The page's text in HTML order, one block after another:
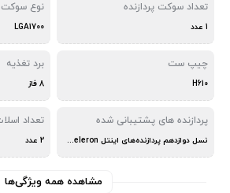
تعداد سوکت پردازنده
1 عدد
نوع سوکت
LGA1700
چیپ ست
H610
برد تغذیه
8 فاز
پردازنده های پشتیبانی شده
نسل دوازدهم پردازنده‌های اینتل Core - Pentium - Celeron با سوکت LGA1700
تعداد
2 عدد
مشاهده همه ویژگی‌ها